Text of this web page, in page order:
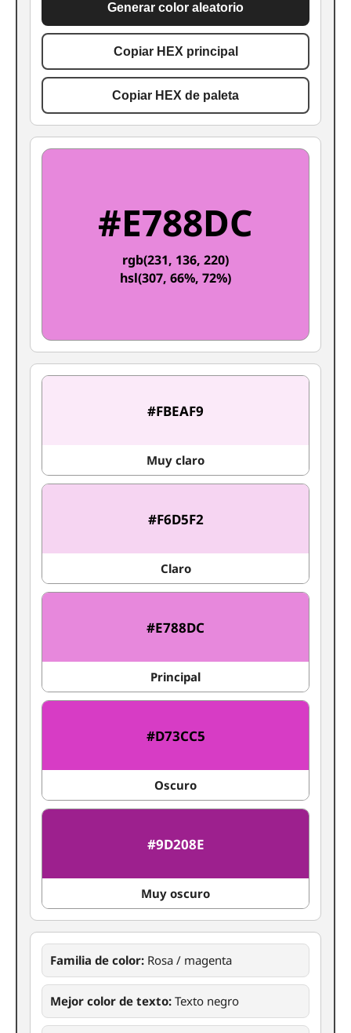
Generar color aleatorio
Copiar HEX principal
Copiar HEX de paleta
#E788DC
rgb(231, 136, 220)
hsl(307, 66%, 72%)
#FBEAF9
Muy claro
#F6D5F2
Claro
#E788DC
Principal
#D73CC5
Oscuro
#9D208E
Muy oscuro
Familia de color: Rosa / magenta
Mejor color de texto: Texto negro